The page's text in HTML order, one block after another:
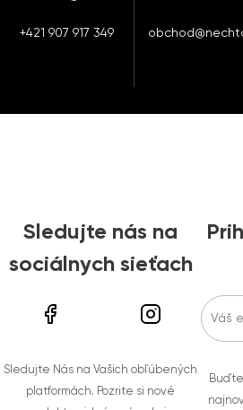
+421 907 917 349
Sledujte nás na
sociálnych sieťach
Sledujte Nás na Vašich obľúbených
platformách. Pozrite si nové